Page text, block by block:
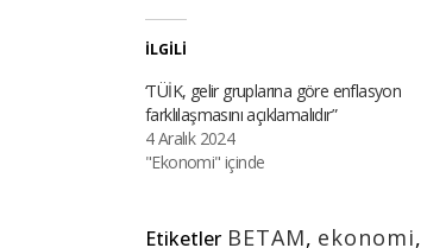
İLGILI
‘TÜİK, gelir gruplarına göre enflasyon
farklılaşmasını açıklamalıdır”
4 Aralık 2024
"Ekonomi" içinde
Etiketler BETAM, ekonomi,